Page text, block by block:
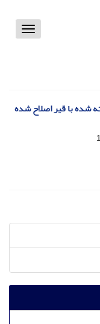
Toggle
شده با قیر اصلاح شده